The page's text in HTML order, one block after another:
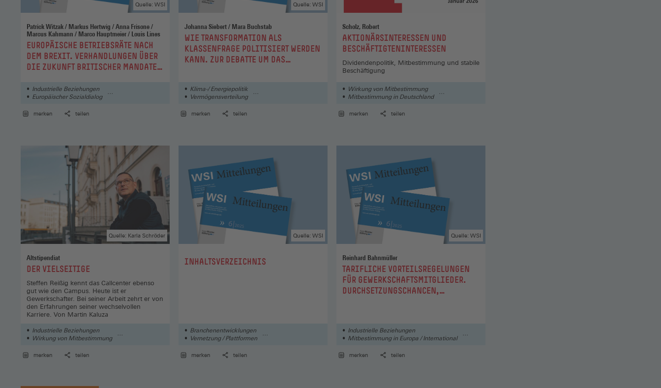
Patrick Witzak / Markus Hertwig / Anna Frisone /
Marcus Kahmann / Marco Hauptmeier / Louis Lines
:EUROPÄISCHE BETRIEBSRÄTE NACH
DEM BREXIT. VERHANDLUNGEN ÜBER
DIE ZUKUNFT BRITISCHER MANDATE
BRITISCHEN UNTERNEHMEN
Quelle: WSI
Industrielle Beziehungen
Europäischer Sozialdialog
merken
teilen
Johanna Siebert / Mara Buchstab
:WIE TRANSFORMATION ALS
KLASSENFRAGE POLITISIERT WERDEN
KANN. ZUR DEBATTE UM DAS
Quelle: WSI
Klima-/ Energiepolitik
Vermögensverteilung
merken
teilen
Scholz, Robert
:AKTIONÄRSINTERESSEN UND
BESCHÄFTIGTENINTERESSEN
Dividendenpolitik, Mitbestimmung und stabile
Beschäftigung
Wirkung von Mitbestimmung
Mitbestimmung in Deutschland
merken
teilen
Altstipendiat
:DER VIELSEITIGE
Quelle: Karla Schröder
Steffen Reißig kennt das Callcenter ebenso
gut wie den Campus. Heute ist er
Gewerkschafter. Bei seiner Arbeit zehrt er von
den Erfahrungen seiner wechselvollen
Karriere. Von Martin Kaluza
Industrielle Beziehungen
Wirkung von Mitbestimmung
merken
teilen
:INHALTSVERZEICHNIS
Quelle: WSI
Branchenentwicklungen
Vernetzung / Plattformen
merken
teilen
Reinhard Bahnmüller
:
TARIFLICHE VORTEILSREGELUNGEN
FÜR GEWERKSCHAFTSMITGLIEDER.
DURCHSETZUNGSCHANCEN,
Quelle: WSI
Industrielle Beziehungen
Mitbestimmung in Europa / International
merken
teilen